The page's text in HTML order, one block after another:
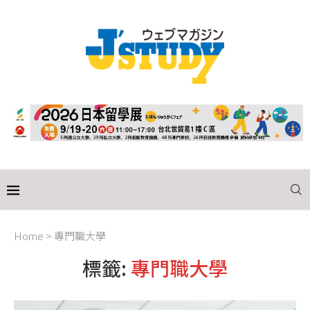
Home > 專門職大學
標籤: 專門職大學